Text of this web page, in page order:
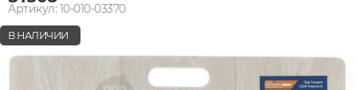
Артикул: 10-010-03370
В НАЛИЧИИ